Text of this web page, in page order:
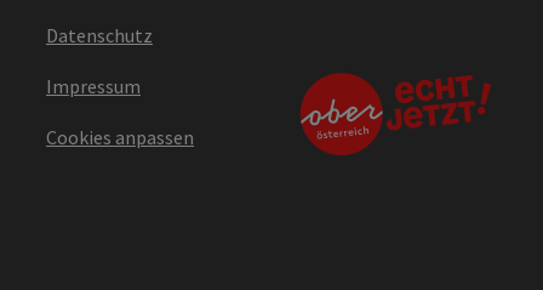
Datenschutz
Impressum
Cookies anpassen